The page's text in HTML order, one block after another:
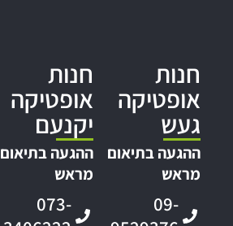
חנות
אופטיקה
געש
ההגעה בתיאום
מראש
09-
חנות
אופטיקה
יקנעם
ההגעה בתיאום
מראש
073-